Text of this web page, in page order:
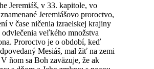
Jeremiáš, v 33. kapitole, vo
Jeremiášovo proroctvo,
v čase ničenia izraelskej krajiny
veľkého množstva
Proroctvo je o období, keď
Mesiáš, mal žiť na zemi
ňom sa Boh zaväzuje, že ak